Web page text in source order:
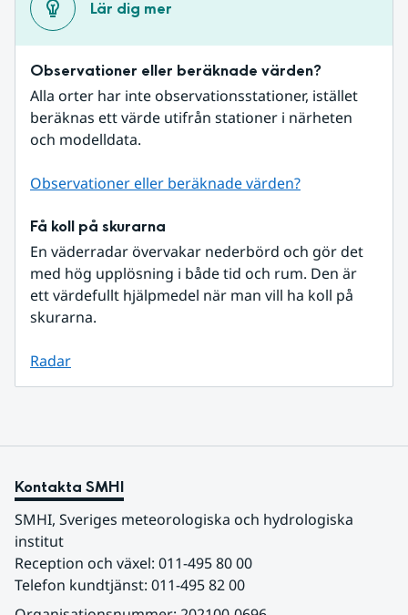
Lär dig mer
Observationer eller beräknade värden?
Alla orter har inte observationsstationer, istället
beräknas ett värde utifrån stationer i närheten
och modelldata.
Observationer eller beräknade värden?
Få koll på skurarna
En väderradar övervakar nederbörd och gör det
med hög upplösning i både tid och rum. Den är
ett värdefullt hjälpmedel när man vill ha koll på
skurarna.
Radar
Kontakta SMHI
SMHI, Sveriges meteorologiska och hydrologiska
institut
Reception och växel: 011-495 80 00
Telefon kundtjänst: 011-495 82 00